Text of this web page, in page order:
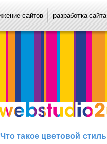
сайтов разработка сайта
Что такое цветовой